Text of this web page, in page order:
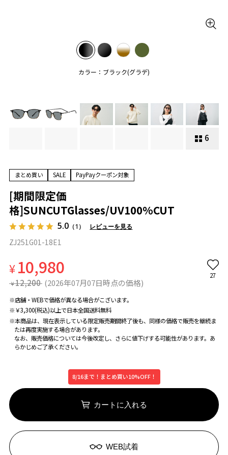
カラー：ブラック(グラデ)
6
まとめ買い SALE PayPayクーポン対象
[期間限定価
格]SUNCUTGlasses/UV100%CUT
5.0 （1） レビューを見る
ZJ251G01-18E1
¥10,980
¥ 12,200 (2026年07月07日時点の価格)
27
※店舗・WEBで価格が異なる場合がこざいます。
※￥3,300(税込)以上で日本全国送料無料
※本商品は、現在表示している限定販売期間終了後も、同様の価格で販売を継続ま
たは再度実施する場合があります。
なお、販売価格については今後改定し、さらに値下げする可能性があります。あ
らかじめご了承ください。
8/16まで！まとめ買い10%OFF！
カートに入れる
WEB試着